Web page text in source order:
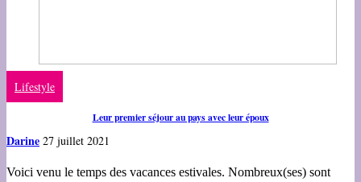
Lifestyle
Leur premier séjour au pays avec leur époux
Darine 27 juillet 2021
Voici venu le temps des vacances estivales. Nombreux(ses) sont